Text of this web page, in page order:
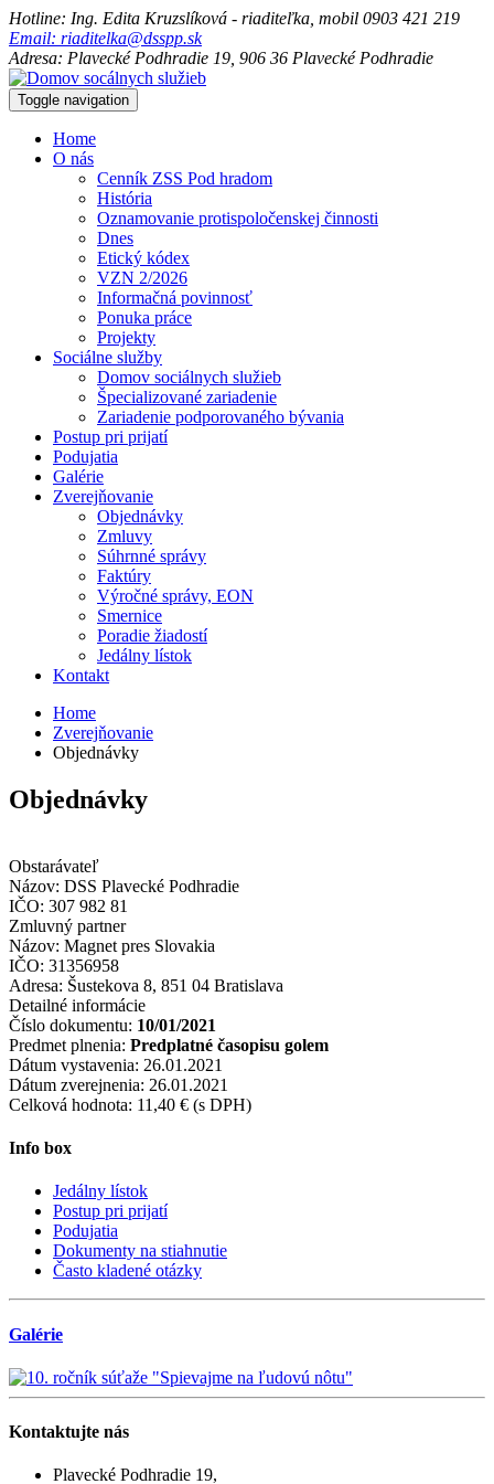
Hotline: Ing. Edita Kruzslíková - riaditeľka, mobil 0903 421 219
Email: riaditelka@dsspp.sk
Adresa: Plavecké Podhradie 19, 906 36 Plavecké Podhradie
Toggle navigation
Home
O nás
Cenník ZSS Pod hradom
História
Oznamovanie protispoločenskej činnosti
Dnes
Etický kódex
VZN 2/2026
Informačná povinnosť
Ponuka práce
Projekty
Sociálne služby
Domov sociálnych služieb
Špecializované zariadenie
Zariadenie podporovaného bývania
Postup pri prijatí
Podujatia
Galérie
Zverejňovanie
Objednávky
Zmluvy
Súhrnné správy
Faktúry
Výročné správy, EON
Smernice
Poradie žiadostí
Jedálny lístok
Kontakt
Home
Zverejňovanie
Objednávky
Objednávky
Obstarávateľ
Názov: DSS Plavecké Podhradie
IČO: 307 982 81
Zmluvný partner
Názov: Magnet pres Slovakia
IČO: 31356958
Adresa: Šustekova 8, 851 04 Bratislava
Detailné informácie
Číslo dokumentu: 10/01/2021
Predmet plnenia: Predplatné časopisu golem
Dátum vystavenia: 26.01.2021
Dátum zverejnenia: 26.01.2021
Celková hodnota: 11,40 € (s DPH)
Info box
Jedálny lístok
Postup pri prijatí
Podujatia
Dokumenty na stiahnutie
Často kladené otázky
Galérie
Kontaktujte nás
Plavecké Podhradie 19,